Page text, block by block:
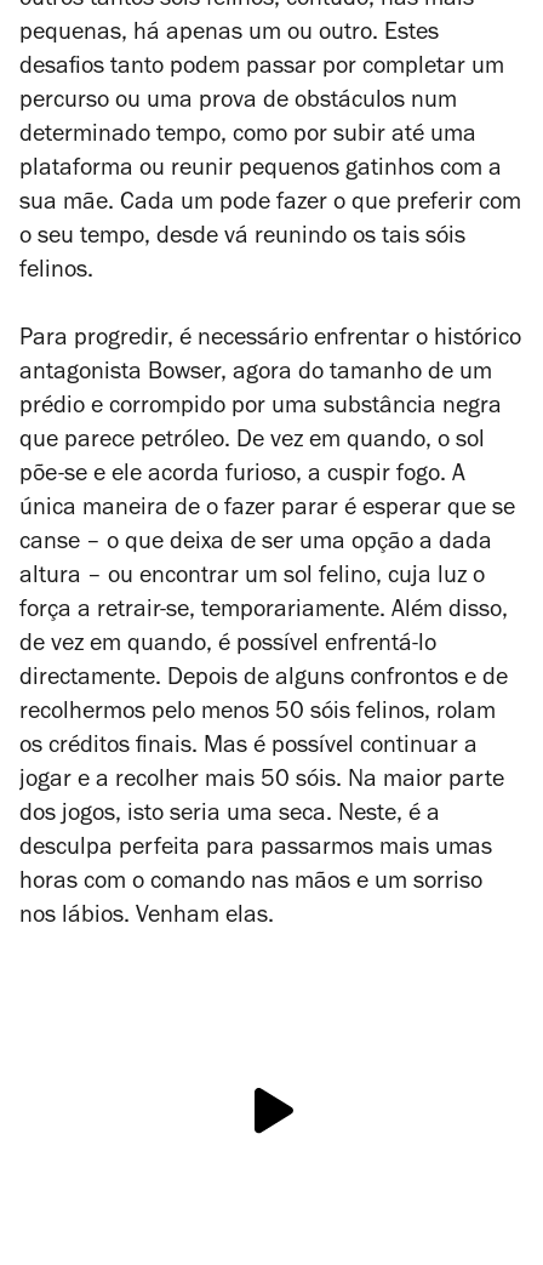
pequenas, há apenas um ou outro. Estes
desafios tanto podem passar por completar um
percurso ou uma prova de obstáculos num
determinado tempo, como por subir até uma
plataforma ou reunir pequenos gatinhos com a
sua mãe. Cada um pode fazer o que preferir com
o seu tempo, desde vá reunindo os tais sóis
felinos.
Para progredir, é necessário enfrentar o histórico
antagonista Bowser, agora do tamanho de um
prédio e corrompido por uma substância negra
que parece petróleo. De vez em quando, o sol
põe-se e ele acorda furioso, a cuspir fogo. A
única maneira de o fazer parar é esperar que se
canse – o que deixa de ser uma opção a dada
altura – ou encontrar um sol felino, cuja luz o
força a retrair-se, temporariamente. Além disso,
de vez em quando, é possível enfrentá-lo
directamente. Depois de alguns confrontos e de
recolhermos pelo menos 50 sóis felinos, rolam
os créditos finais. Mas é possível continuar a
jogar e a recolher mais 50 sóis. Na maior parte
dos jogos, isto seria uma seca. Neste, é a
desculpa perfeita para passarmos mais umas
horas com o comando nas mãos e um sorriso
nos lábios. Venham elas.